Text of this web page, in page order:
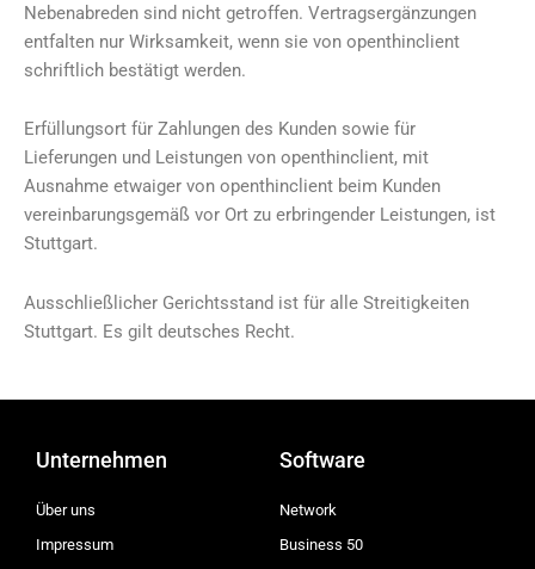
Nebenabreden sind nicht getroffen. Vertragsergänzungen
entfalten nur Wirksamkeit, wenn sie von openthinclient
schriftlich bestätigt werden.
Erfüllungsort für Zahlungen des Kunden sowie für
Lieferungen und Leistungen von openthinclient, mit
Ausnahme etwaiger von openthinclient beim Kunden
vereinbarungsgemäß vor Ort zu erbringender Leistungen, ist
Stuttgart.
Ausschließlicher Gerichtsstand ist für alle Streitigkeiten
Stuttgart. Es gilt deutsches Recht.
Unternehmen
Über uns
Impressum
Software
Network
Business 50